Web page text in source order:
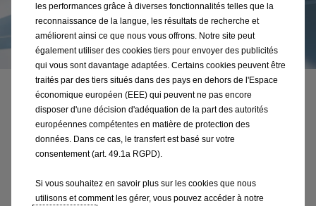
Polyvalence
Un fourgon à ton service
Module ton fourgon en fonction des besoins de ton
entreprise: le nouveau Vivaro Electric est disponible
en différentes variantes et longueurs de carrosserie
les performances grâce à diverses fonctionnalités telles que la
reconnaissance de la langue, les résultats de recherche et
améliorent ainsi ce que nous vous offrons. Notre site peut
également utiliser des cookies tiers pour envoyer des publicités
qui vous sont davantage adaptées. Certains cookies peuvent être
traités par des tiers situés dans des pays en dehors de l'Espace
économique européen (EEE) qui peuvent ne pas encore
disposer d'une décision d'adéquation de la part des autorités
européennes compétentes en matière de protection des
données. Dans ce cas, le transfert est basé sur votre
consentement (art. 49.1a RGPD).
Si vous souhaitez en savoir plus sur les cookies que nous
utilisons et comment les gérer, vous pouvez accéder à notre